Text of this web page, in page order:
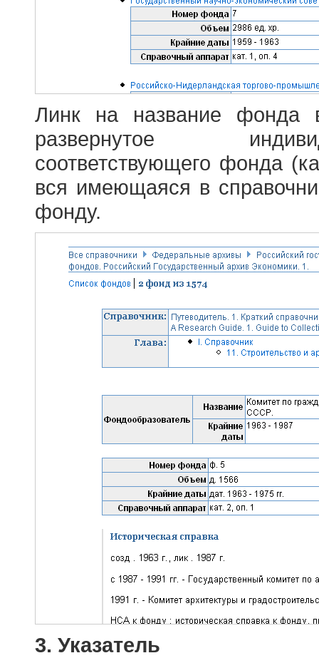
Линк на название фонда
развернутое
соответствующего фонда
вся имеющаяся в
фонду.
3. Указатель